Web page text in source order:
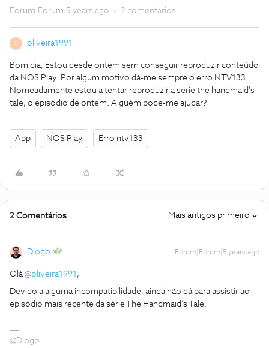
Forum|Forum|5 years ago 2 comentários
O oliveira1991
Bom dia, Estou desde ontem sem conseguir reproduzir conteúdo
da NOS Play. Por algum motivo dá-me sempre o erro NTV133.
Nomeadamente estou a tentar reproduzir a serie the handmaid's
tale, o episódio de ontem. Alguém pode-me ajudar?
App NOS Play Erro ntv133
2 Comentários Mais antigos primeiro
Diogo Forum|Forum|5 years ago
Olá@oliveira1991 ,
Devido a alguma incompatibilidade, ainda não dá para assistir ao
episódio mais recente da série The Handmaid’s Tale.
@Diogo